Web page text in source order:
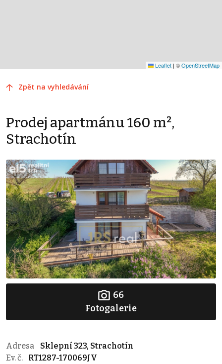
Leaflet | ©OpenStreetMap
Zpět na vyhledávání
Prodej apartmánu 160 m²,
Strachotín
66
Fotogalerie
Adresa
Sklepní 323, Strachotín
Ev. č.
RT1287-170069JV